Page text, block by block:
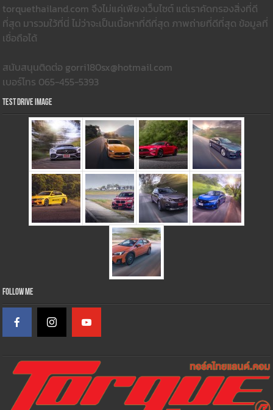
torquethailand.com จึงไม่แค่เพียงเว็บไซต์ แต่เราคัดกรองสิ่งที่ดี
ที่สุด มารวมใว้ที่นี่ ไม่ว่าจะเป็นเนื้อหาที่ดีที่สุด ภาพถ่ายที่ดีที่สุด ข้อมูลที่
เชื่อถือได้
สนับสนุนติดต่อ gorri180sx@hotmail.com
เบอร์โทร 065-455-5393
Test Drive Image
Follow Me